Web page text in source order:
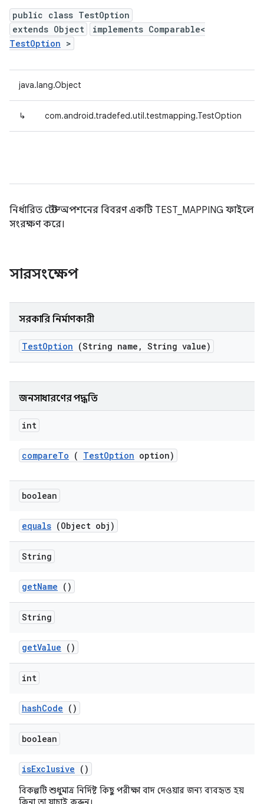
public class TestOption
extends Object
implements Comparable<
TestOption >
java.lang.Object
↳ com.android.tradefed.util.testmapping.TestOption
নির্ধারিত টেস্ট অপশনের বিবরণ একটি TEST_MAPPING ফাইলে
সংরক্ষণ করে।
সারসংক্ষেপ
সরকারি নির্মাণকারী
TestOption (String name , String value)
জনসাধারণের পদ্ধতি
int
compareTo ( TestOption option)
boolean
equals (Object obj)
String
getName ()
String
getValue ()
int
hashCode ()
boolean
isExclusive ()
বিকল্পটি শুধুমাত্র নির্দিষ্ট কিছু পরীক্ষা বাদ দেওয়ার জন্য ব্যবহৃত হয়